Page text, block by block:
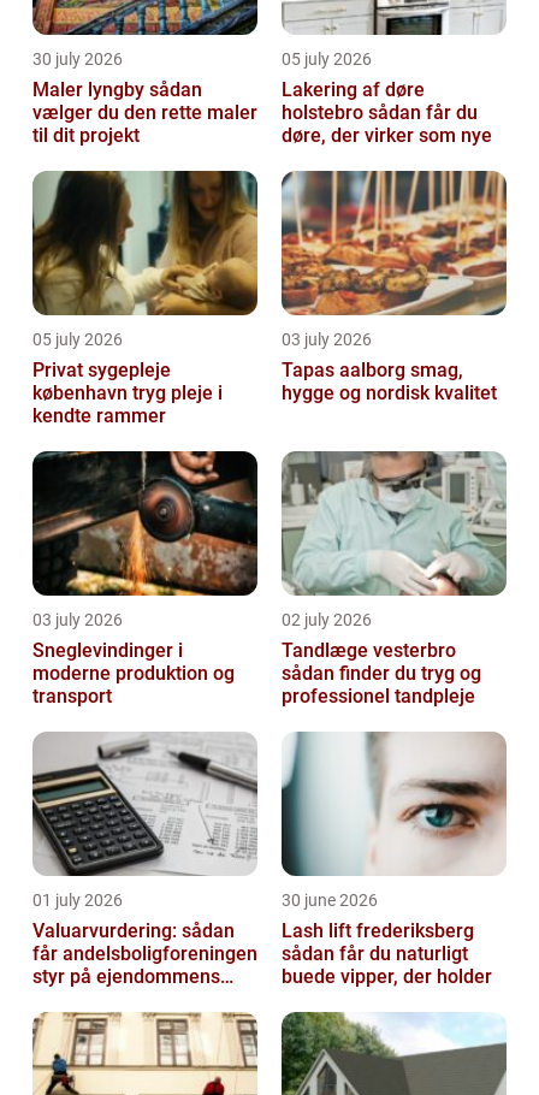
30 july 2026
Maler lyngby sådan
vælger du den rette maler
til dit projekt
05 july 2026
Lakering af døre
holstebro sådan får du
døre, der virker som nye
05 july 2026
Privat sygepleje
københavn tryg pleje i
kendte rammer
03 july 2026
Tapas aalborg smag,
hygge og nordisk kvalitet
03 july 2026
Sneglevindinger i
moderne produktion og
transport
02 july 2026
Tandlæge vesterbro
sådan finder du tryg og
professionel tandpleje
01 july 2026
Valuarvurdering: sådan
får andelsboligforeningen
styr på ejendommens
30 june 2026
Lash lift frederiksberg
sådan får du naturligt
buede vipper, der holder